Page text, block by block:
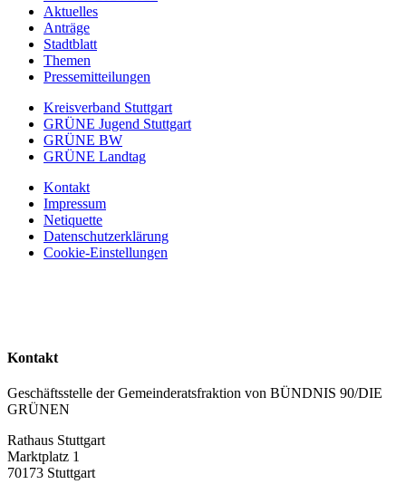
Aktuelles
Anträge
Stadtblatt
Themen
Pressemitteilungen
Kreisverband Stuttgart
GRÜNE Jugend Stuttgart
GRÜNE BW
GRÜNE Landtag
Kontakt
Impressum
Netiquette
Datenschutzerklärung
Cookie-Einstellungen
Kontakt
Geschäftsstelle der Gemeinderatsfraktion von BÜNDNIS 90/DIE
GRÜNEN
Rathaus Stuttgart
Marktplatz 1
70173 Stuttgart